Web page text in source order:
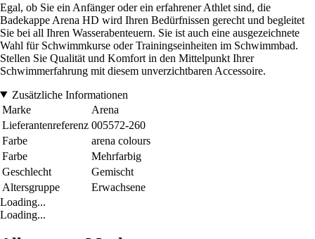
Egal, ob Sie ein Anfänger oder ein erfahrener Athlet sind, die
Badekappe Arena HD wird Ihren Bedürfnissen gerecht und begleitet
Sie bei all Ihren Wasserabenteuern. Sie ist auch eine ausgezeichnete
Wahl für Schwimmkurse oder Trainingseinheiten im Schwimmbad.
Stellen Sie Qualität und Komfort in den Mittelpunkt Ihrer
Schwimmerfahrung mit diesem unverzichtbaren Accessoire.
Zusätzliche Informationen
Marke
Arena
Lieferantenreferenz 005572-260
Farbe
arena colours
Farbe
Mehrfarbig
Geschlecht
Gemischt
Altersgruppe
Erwachsene
Loading...
Loading...